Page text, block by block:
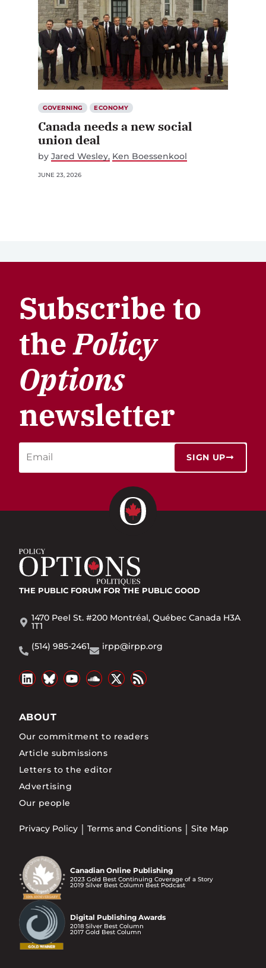
GOVERNING ECONOMY
Canada needs a new social
union deal
by Jared Wesley Ken Boessenkool
JUNE 23, 2026
Subscribe to
thePolicy
Options
newsletter
SIGN UP
THE PUBLIC FORUM FOR THE PUBLIC GOOD
1470 Peel St. #200 Montréal, Québec Canada H3A
1T1
(514) 985-2461
irpp@irpp.org
ABOUT
Our commitment to readers
Article submissions
Letters to the editor
Advertising
Our people
Privacy Policy Terms and Conditions Site Map
Canadian Online Publishing
2023 Gold Best Continuing Coverage of a Story
2019 Silver Best Column Best Podcast
Digital Publishing Awards
2018 Silver Best Column
2017 Gold Best Column